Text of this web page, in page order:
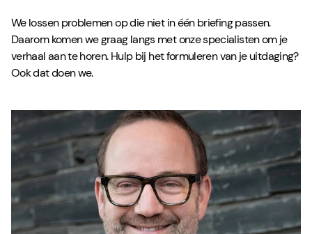
We lossen problemen op die niet in één briefing passen.
Daarom komen we graag langs met onze specialisten om je
verhaal aan te horen. Hulp bij het formuleren van je uitdaging?
Ook dat doen we.